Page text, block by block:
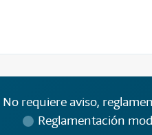
No requiere aviso,
Reglamentación